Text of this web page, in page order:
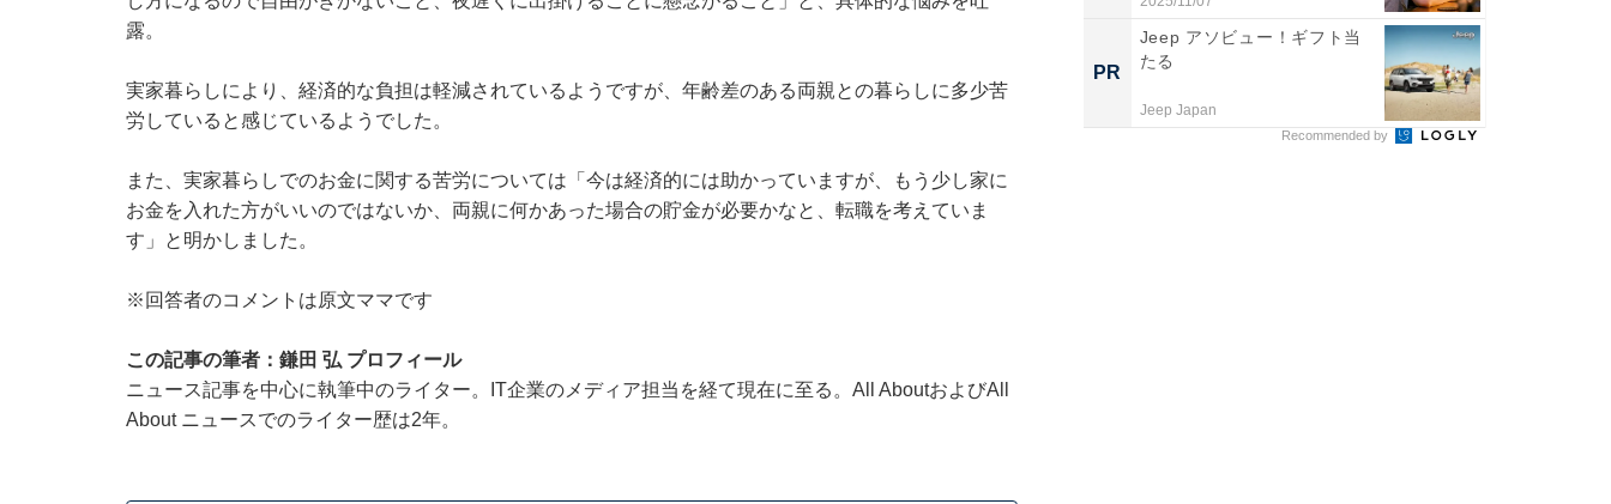
露。
実家暮らしにより、経済的な負担は軽減されているようですが、年齢差のある両親との暮らしに多少苦
労していると感じているようでした。
また、実家暮らしでのお金に関する苦労については「今は経済的には助かっていますが、もう少し家に
お金を入れた方がいいのではないか、両親に何かあった場合の貯金が必要かなと、転職を考えていま
す」と明かしました。
※回答者のコメントは原文ママです
この記事の筆者：鎌田 弘 プロフィール
ニュース記事を中心に執筆中のライター。IT企業のメディア担当を経て現在に至る。All AboutおよびAll
About ニュースでのライター歴は2年。
PR
Jeep アソビュー！ギフト当
たる
Jeep Japan
Recommended by